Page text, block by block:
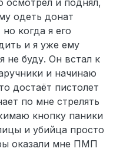
осмотрел и поднял,
одеть донат
когда я его
и я уже ему
не буду. Он встал к
и начинаю
достаёт пистолет
по мне стрелять
кнопку паники
и убийца просто
оказали мне ПМП